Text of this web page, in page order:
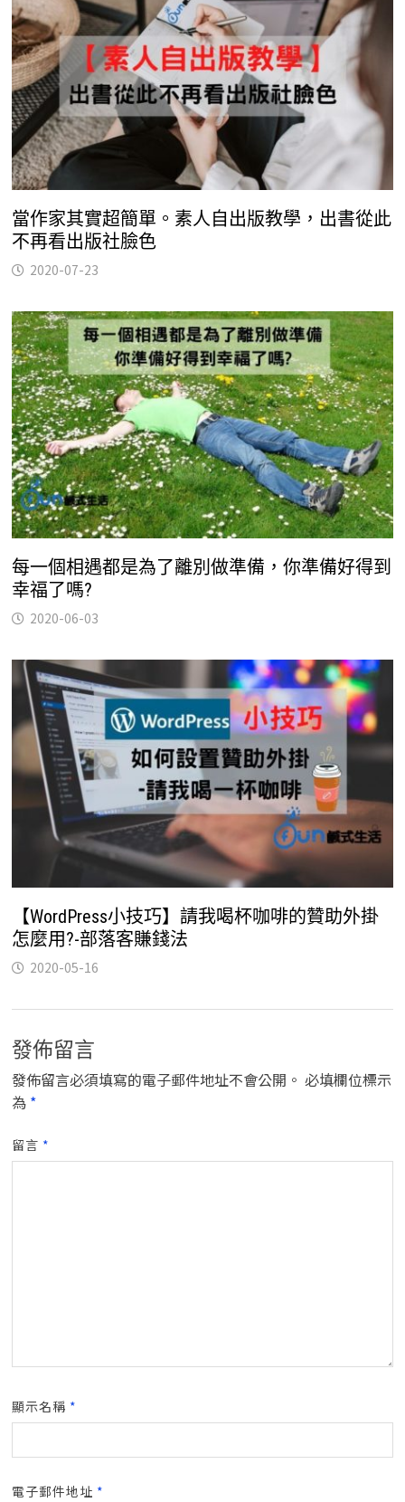
當作家其實超簡單。素人自出版教學，出書從此
不再看出版社臉色
2020-07-23
每一個相遇都是為了離別做準備，你準備好得到
幸福了嗎?
2020-06-03
【WordPress小技巧】請我喝杯咖啡的贊助外掛
怎麼用?-部落客賺錢法
2020-05-16
發佈留言
發佈留言必須填寫的電子郵件地址不會公開。 必填欄位標示
為 *
留言 *
顯示名稱 *
電子郵件地址 *